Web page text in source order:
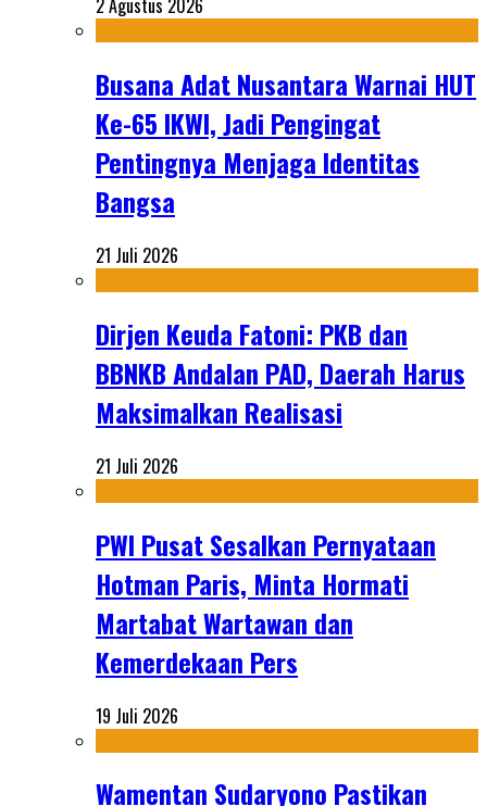
2 Agustus 2026
Busana Adat Nusantara Warnai HUT
Ke-65 IKWI, Jadi Pengingat
Pentingnya Menjaga Identitas
Bangsa
21 Juli 2026
Dirjen Keuda Fatoni: PKB dan
BBNKB Andalan PAD, Daerah Harus
Maksimalkan Realisasi
21 Juli 2026
PWI Pusat Sesalkan Pernyataan
Hotman Paris, Minta Hormati
Martabat Wartawan dan
Kemerdekaan Pers
19 Juli 2026
Wamentan Sudaryono Pastikan